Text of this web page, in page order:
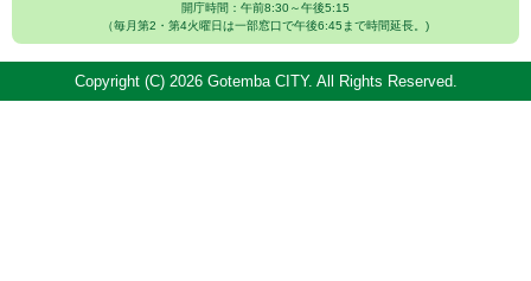
開庁時間：午前8:30～午後5:15
（毎月第2・第4火曜日は一部窓口で午後6:45まで時間延長。)
Copyright (C) 2026 Gotemba CITY. All Rights Reserved.